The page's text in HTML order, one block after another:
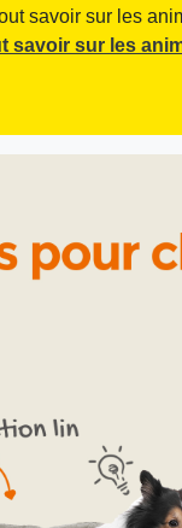
savoir sur les
savoir sur les